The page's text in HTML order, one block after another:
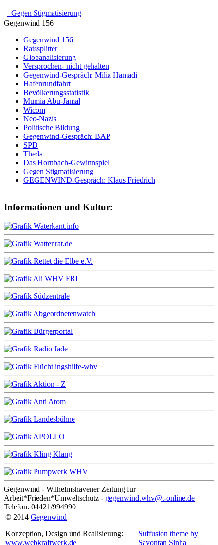
Gegen Stigmatisierung
Gegenwind 156
Gegenwind 156
Ratssplitter
Globanalisierung
Versprochen- nicht gehalten
Gegenwind-Gespräch: Milia Hamadi
Hafenrundfahrt
Bevölkerungsstatistik
Mumia Abu-Jamal
Wicom
Neo-Nazis
Politische Bildung
Gegenwind-Gespräch: BAP
SPD
Theda
Das Hornbach-Gewinnspiel
Gegen Stigmatisierung
GEGENWIND-Gespräch: Klaus Friedrich
Informationen und Kultur:
Gegenwind - Wilhelmshavener Zeitung für
Arbeit*Frieden*Umweltschutz - gegenwind.whv@t-online.de
Telefon: 04421/994990
© 2014 Gegenwind
Konzeption, Design und Realisierung:
www.webkraftwerk.de
Suffusion theme by
Sayontan Sinha